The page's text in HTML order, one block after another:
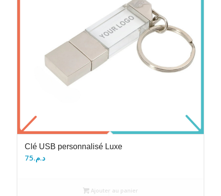
Clé USB personnalisé Luxe
د.م.75
Ajouter au panier